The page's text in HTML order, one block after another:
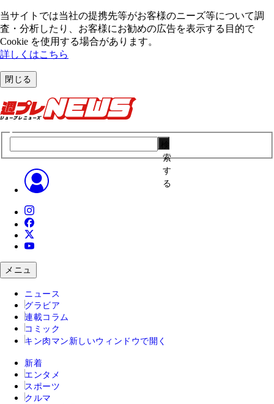
当サイトでは当社の提携先等がお客様のニーズ等について調
査・分析したり、お客様にお勧めの広告を表⽰する⽬的で
Cookie を使⽤する場合があります。
詳しくはこちら
閉じる
索
す
る
メニュ
ニュース
グラビア
連載コラム
コミック
キン肉マン 新しいウィンドウで開く
新着
エンタメ
スポーツ
クルマ